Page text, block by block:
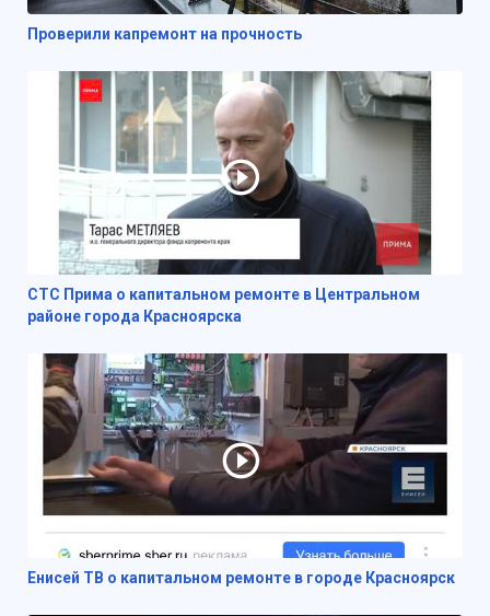
Проверили капремонт на прочность
СТС Прима о капитальном ремонте в Центральном
районе города Красноярска
Енисей ТВ о капитальном ремонте в городе Красноярск